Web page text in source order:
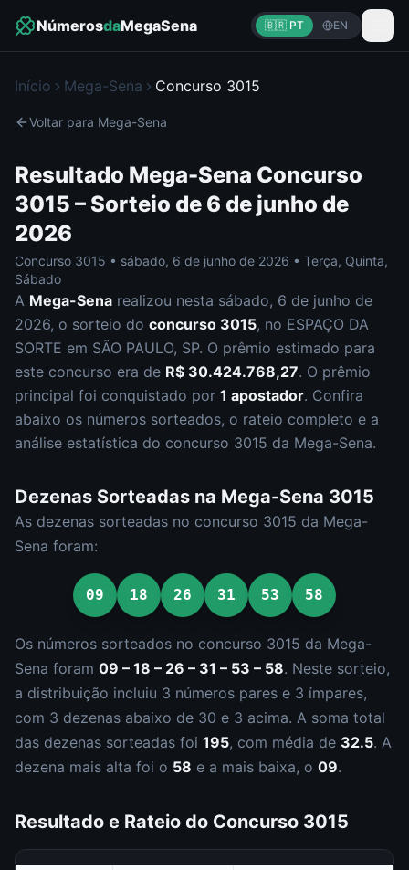
NúmerosdaMegaSena 🇧🇷 PT EN
Início Mega-Sena Concurso 3015
Voltar para Mega-Sena
Resultado Mega-Sena Concurso
3015 – Sorteio de 6 de junho de
2026
Concurso 3015 • sábado, 6 de junho de 2026 • Terça, Quinta,
Sábado
A Mega-Sena realizou nesta sábado, 6 de junho de
2026, o sorteio do concurso 3015, no ESPAÇO DA
SORTE em SÃO PAULO, SP. O prêmio estimado para
este concurso era de R$ 30.424.768,27. O prêmio
principal foi conquistado por 1 apostador. Confira
abaixo os números sorteados, o rateio completo e a
análise estatística do concurso 3015 da Mega-Sena.
Dezenas Sorteadas na Mega-Sena 3015
As dezenas sorteadas no concurso 3015 da Mega-
Sena foram:
09 18 26 31 53 58
Os números sorteados no concurso 3015 da Mega-
Sena foram 09 – 18 – 26 – 31 – 53 – 58. Neste sorteio,
a distribuição incluiu 3 números pares e 3 ímpares,
com 3 dezenas abaixo de 30 e 3 acima. A soma total
das dezenas sorteadas foi 195, com média de 32.5. A
dezena mais alta foi o 58 e a mais baixa, o 09.
Resultado e Rateio do Concurso 3015